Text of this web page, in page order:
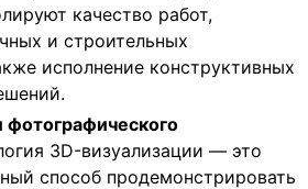
качество работ,
и строительных
исполнение конструктивных
фотографического
3D-визуализации — это
способ продемонстрировать